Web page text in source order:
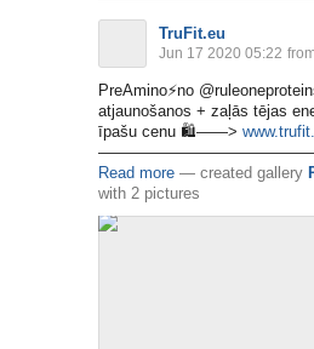
TruFit.eu
Jun 17 2020 05:22
PreAmino⚡️no
atjaunošanos + zaļās tējas
īpašu cenu 🛍——>
Read more — created gallery
with 2 pictures